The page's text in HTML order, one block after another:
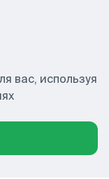
вас, используя